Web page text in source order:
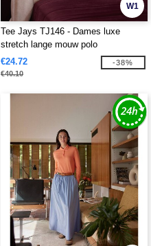
W1
Tee Jays TJ146 - Dames luxe
stretch lange mouw polo
€24.72
€40.10
-38%